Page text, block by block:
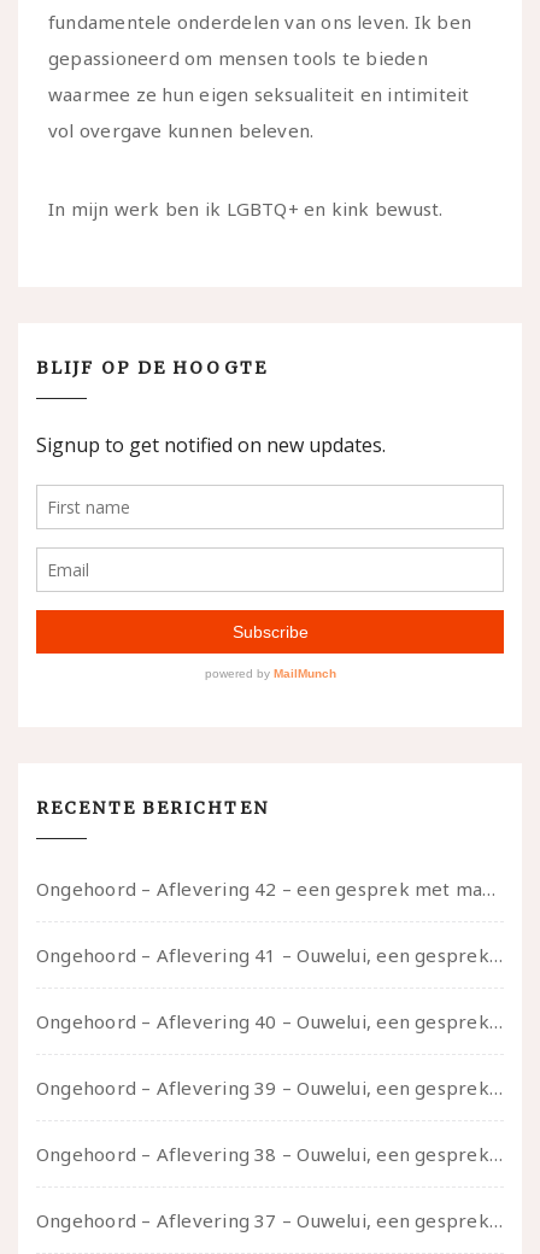
fundamentele onderdelen van ons leven. Ik ben
gepassioneerd om mensen tools te bieden
waarmee ze hun eigen seksualiteit en intimiteit
vol overgave kunnen beleven.
In mijn werk ben ik LGBTQ+ en kink bewust.
BLIJF OP DE HOOGTE
RECENTE BERICHTEN
Ongehoord – Aflevering 42 – een gesprek met marijn over seksueel opbloeien, het ouderschap uitvinden en verschillende leeftijden in je mee dragen
Ongehoord – Aflevering 41 – Ouwelui, een gesprek met Marcelle over polyamorie op latere leeftijd, (mantel)zorg voor je partners en seksueel plezier.
Ongehoord – Aflevering 40 – Ouwelui, een gesprek met Sadie Lune over vormende relaties en de geschiedenis van de queer pornobeweging
Ongehoord – Aflevering 39 – Ouwelui, een gesprek met Pepijn en Ivo over hun regenbooggezin, eigenzinnig ouder worden en Cruise Control
Ongehoord – Aflevering 38 – Ouwelui, een gesprek met vreer over behoefte aan geborgenheid en het behouden van je idealen
Ongehoord – Aflevering 37 – Ouwelui, een gesprek met non over seksualiteit, transitie en ageism